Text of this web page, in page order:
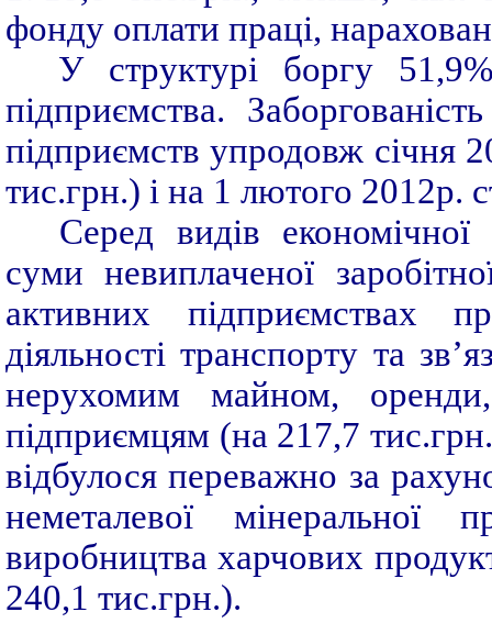
фонду оплати праці,
У структурі боргу
підприємства.
підприємств упродовж січня
тис.грн.) і на 1 лютого 2012р.
Серед видів
суми невиплаченої
активних підприємствах
діяльності транспорту та
нерухомим майном,
підприємцям (на 217,7
відбулося переважно за
неметалевої
виробництва харчових
240,1 тис.грн.).